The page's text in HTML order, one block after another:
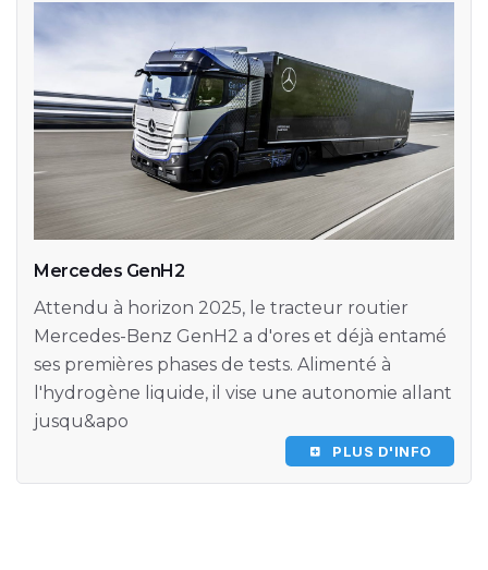
Mercedes GenH2
Attendu à horizon 2025, le tracteur routier
Mercedes-Benz GenH2 a d'ores et déjà entamé
ses premières phases de tests. Alimenté à
l'hydrogène liquide, il vise une autonomie allant
jusqu&apo
PLUS D'INFO